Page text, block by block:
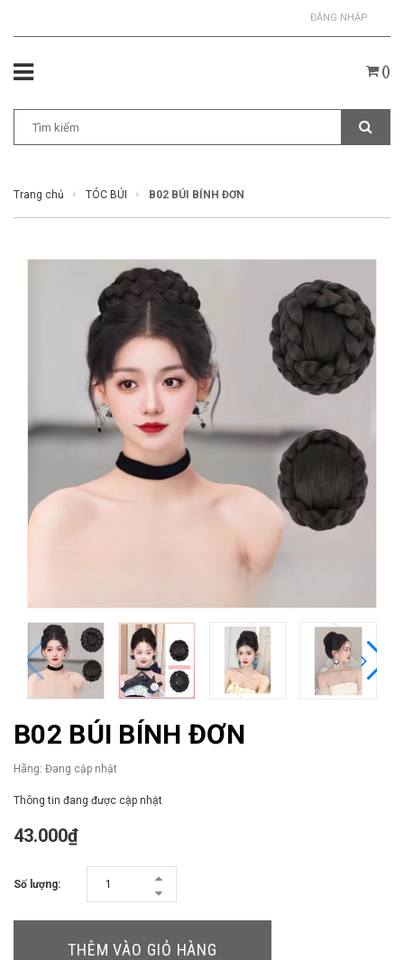
ĐĂNG NHẬP
()
Trang chủ TÓC BÚI B02 BÚI BÍNH ĐƠN
B02 BÚI BÍNH ĐƠN
Hãng: Đang cập nhật
Thông tin đang được cập nhật
43.000₫
Số lượng:
THÊM VÀO GIỎ HÀNG